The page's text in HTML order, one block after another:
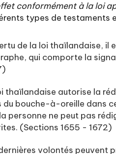
conformément à la loi
types de testaments
de la loi thaïlandaise, il
qui comporte la
thaïlandaise autorise la
du bouche-à-oreille dans
personne ne peut pas
(Sections 1655 - 1672)
volontés peuvent